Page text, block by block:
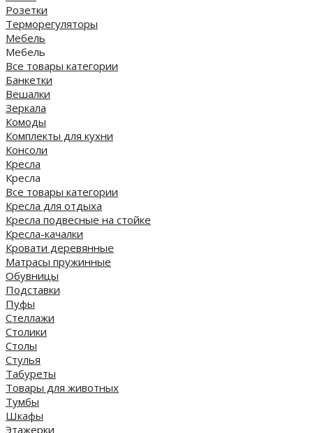
Розетки
Терморегуляторы
Мебель
Мебель
Все товары категории
Банкетки
Вешалки
Зеркала
Комоды
Комплекты для кухни
Консоли
Кресла
Кресла
Все товары категории
Кресла для отдыха
Кресла подвесные на стойке
Кресла-качалки
Кровати деревянные
Матрасы пружинные
Обувницы
Подставки
Пуфы
Стеллажи
Столики
Столы
Стулья
Табуреты
Товары для животных
Тумбы
Шкафы
Этажерки